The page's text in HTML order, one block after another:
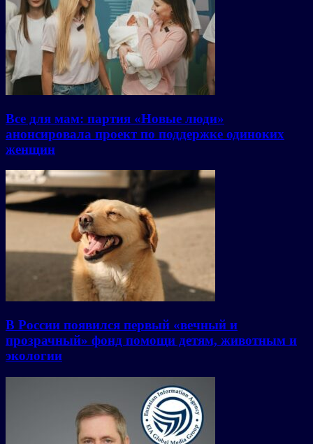
Все для мам: партия «Новые люди»
анонсировала проект по поддержке одиноких
женщин
В России появился первый «вечный и
прозрачный» фонд помощи детям, животным и
экологии